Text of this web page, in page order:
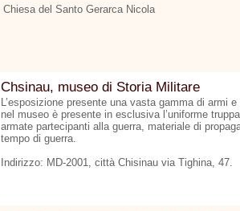
Chiesa del Santo Gerarca Nicola
Chsinau, museo di Storia Militare
L’esposizione presente una vasta gamma di armi
nel museo è presente in esclusiva l’uniforme
armate partecipanti alla guerra, materiale di
tempo di guerra.
Indirizzo: MD-2001, città Chisinau via Tighina, 47.